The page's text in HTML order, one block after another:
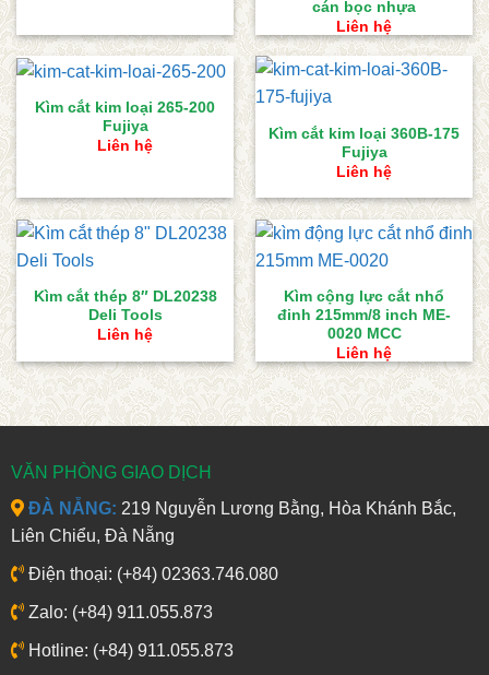
cán bọc nhựa
Liên hệ
Kìm cắt kim loại 265-200
Fujiya
Liên hệ
Kìm cắt kim loại 360B-175
Fujiya
Liên hệ
Kìm cắt thép 8″ DL20238
Deli Tools
Liên hệ
Kìm cộng lực cắt nhổ
đinh 215mm/8 inch ME-
0020 MCC
Liên hệ
VĂN PHÒNG GIAO DỊCH
ĐÀ NẴNG: 219 Nguyễn Lương Bằng, Hòa Khánh Bắc,
Liên Chiểu, Đà Nẵng
Điện thoại: (+84) 02363.746.080
Zalo: (+84) 911.055.873
Hotline: (+84) 911.055.873